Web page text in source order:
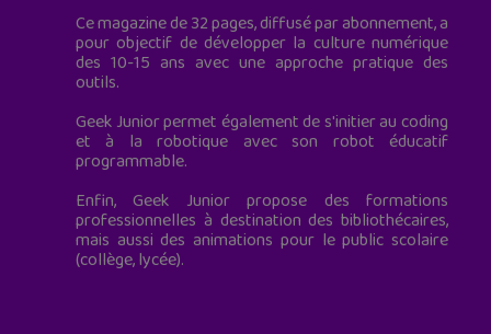
Ce magazine de 32 pages, diffusé par abonnement, a
pour objectif de développer la culture numérique
des 10-15 ans avec une approche pratique des
outils.
Geek Junior permet également de s'initier au coding
et à la robotique avec son robot éducatif
programmable.
Enfin, Geek Junior propose des formations
professionnelles à destination des bibliothécaires,
mais aussi des animations pour le public scolaire
(collège, lycée).